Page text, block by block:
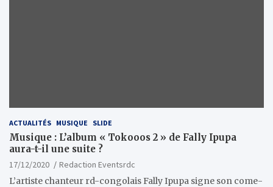
ACTUALITÉS MUSIQUE SLIDE
Musique : L’album « Tokooos 2 » de Fally Ipupa
aura-t-il une suite ?
17/12/2020
Redaction Eventsrdc
L’artiste chanteur rd-congolais Fally Ipupa signe son come-